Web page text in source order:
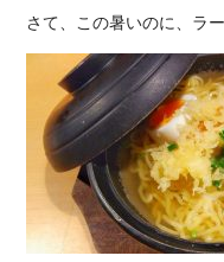
さて、この暑いのに、ラ